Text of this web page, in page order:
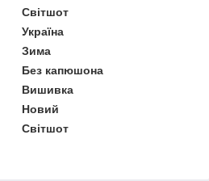
Світшот
Україна
Зима
Без капюшона
Вишивка
Новий
Світшот